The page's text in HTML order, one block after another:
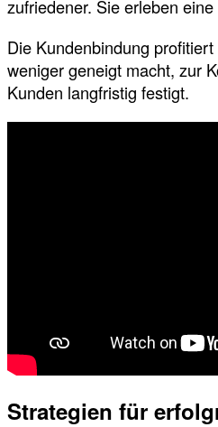
zufriedener. Sie erleben
Die Kundenbindung
weniger geneigt macht, zur
Kunden langfristig festigt.
Strategien für